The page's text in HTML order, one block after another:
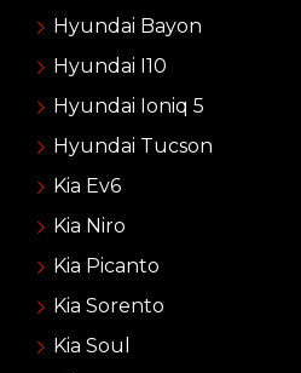
Hyundai Bayon
Hyundai I10
Hyundai Ioniq 5
Hyundai Tucson
Kia Ev6
Kia Niro
Kia Picanto
Kia Sorento
Kia Soul